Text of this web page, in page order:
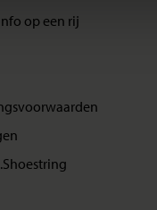
op een rij